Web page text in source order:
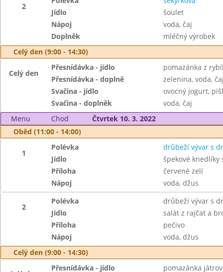
2
Jídlo
šoulet
Nápoj
voda, čaj
Doplněk
mléčný výrobek
Celý den (9:00 - 14:30)
Celý den
Přesnídávka - jídlo
pomazánka z
Přesnídávka - doplně
zelenina, voda,
Svačina - jídlo
ovocný jogurt,
Svačina - doplněk
voda, čaj
Menu
Chod
Čtvrtek 10. 3. 2022
Oběd (11:00 - 14:00)
1
Polévka
drůbeží vývar s
Jídlo
špekové knedlíky
Příloha
červené zelí
Nápoj
voda, džus
2
Polévka
drůbeží vývar s
Jídlo
salát z rajčat a
Příloha
pečivo
Nápoj
voda, džus
Celý den (9:00 - 14:30)
Přesnídávka - jídlo pomazánka